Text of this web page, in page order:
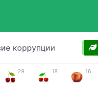
коррупции
29 18 16